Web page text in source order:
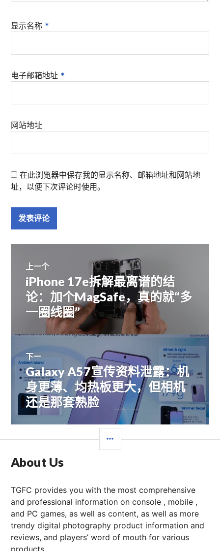
显示名称 *
电子邮箱地址 *
网站地址
在此浏览器中保存我的显示名称、邮箱地址和网站地
址，以便下次评论时使用。
文
章
导
航
上一个
上
篇
文
章：
iPhone 17e拆解最离谱的结
论：加个MagSafe，真的就“多
一圈线圈”
下一
下
篇
文
章：
Galaxy A57宣传资料泄露：机
身更薄、均热板更大，但相机
还是那套熟脸
栏
About Us
TGFC provides you with the most comprehensive
and professional information on console , mobile ,
and PC games, as well as content, as well as more
trendy digital photography product information and
reviews, and players’ word of mouth for various
products.